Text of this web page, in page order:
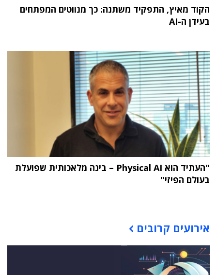
הקוד מאיץ, התפקיד משתנה: כך מנווטים המפתחים
בעידן ה-AI
"העתיד הוא Physical AI – בינה מלאכותית שפועלת
בעולם הפיזי"
אירועים קרובים